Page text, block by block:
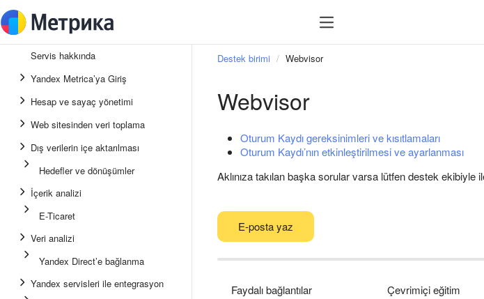
Servis hakkında
Yandex Metrica’ya Giriş
Hesap ve sayaç yönetimi
Web sitesinden veri toplama
Dış verilerin içe aktarılması
Hedefler ve dönüşümler
İçerik analizi
E-Ticaret
Veri analizi
Yandex Direct’e bağlanma
Yandex servisleri ile entegrasyon
Destek birimi Webvisor
Webvisor
Oturum Kaydı gereksinimleri ve kısıtlamaları
Oturum Kaydı’nın etkinleştirilmesi ve ayarlanması
Aklınıza takılan başka sorular varsa lütfen destek ekibiyle
E-posta yaz
Faydalı bağlantılar
Çevrimiçi eğitim